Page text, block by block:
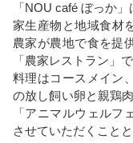
「NOU café ぼっか
家生産物と地域食材
農家が農地で食を提
「農家レストラン」で
料理はコースメイン
の放し飼い卵と親鶏
「アニマルウェルフ
させていただくことと